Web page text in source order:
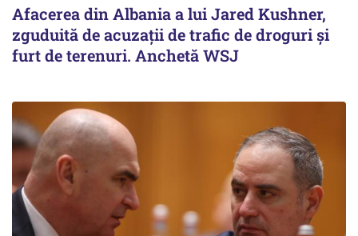
Afacerea din Albania a lui Jared Kushner,
zguduită de acuzații de trafic de droguri și
furt de terenuri. Anchetă WSJ